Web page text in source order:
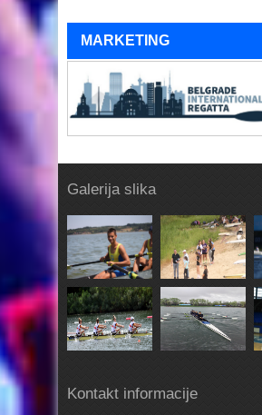
MARKETING
Galerija slika
Kontakt informacije